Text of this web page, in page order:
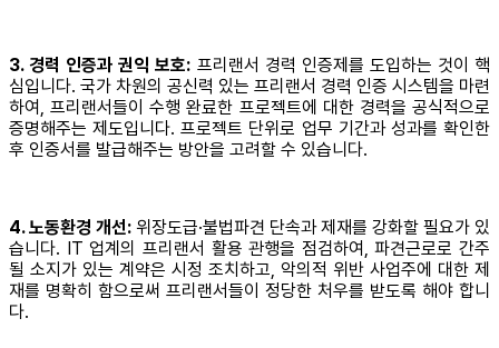
3. 경력 인증과 권익 보호: 프리랜서 경력 인증제를 도입하는 것이 핵
심입니다. 국가 차원의 공신력 있는 프리랜서 경력 인증 시스템을 마련
하여, 프리랜서들이 수행 완료한 프로젝트에 대한 경력을 공식적으로
증명해주는 제도입니다. 프로젝트 단위로 업무 기간과 성과를 확인한
후 인증서를 발급해주는 방안을 고려할 수 있습니다.
4. 노동환경 개선: 위장도급·불법파견 단속과 제재를 강화할 필요가 있
습니다. IT 업계의 프리랜서 활용 관행을 점검하여, 파견근로로 간주
될 소지가 있는 계약은 시정 조치하고, 악의적 위반 사업주에 대한 제
재를 명확히 함으로써 프리랜서들이 정당한 처우를 받도록 해야 합니
다.